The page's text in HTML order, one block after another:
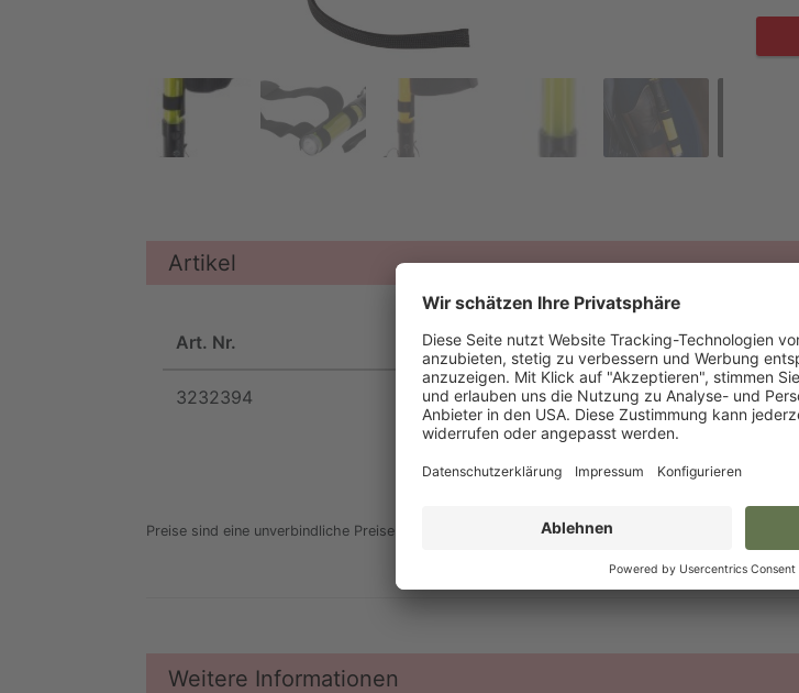
Artikel
Art. Nr. Farbe Länge VPE
3232394 gelb 27 cm 1/60
Preise sind eine unverbindliche Preisempfehlung des Herstellers für Deutschland (inkl. MwSt.).
Weitere Informationen